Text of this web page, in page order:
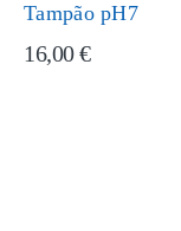
Tampão pH7
16,00 €